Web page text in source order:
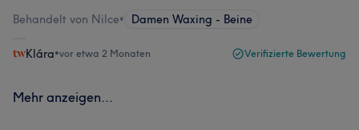
Behandelt von Nilce• Damen Waxing - Beine
Klára•vor etwa 2 Monaten Verifizierte Bewertung
Mehr anzeigen...